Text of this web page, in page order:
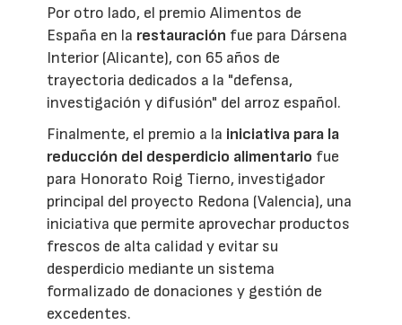
Por otro lado, el premio Alimentos de
España en la restauración fue para Dársena
Interior (Alicante), con 65 años de
trayectoria dedicados a la "defensa,
investigación y difusión" del arroz español.
Finalmente, el premio a la iniciativa para la
reducción del desperdicio alimentario fue
para Honorato Roig Tierno, investigador
principal del proyecto Redona (Valencia), una
iniciativa que permite aprovechar productos
frescos de alta calidad y evitar su
desperdicio mediante un sistema
formalizado de donaciones y gestión de
excedentes.